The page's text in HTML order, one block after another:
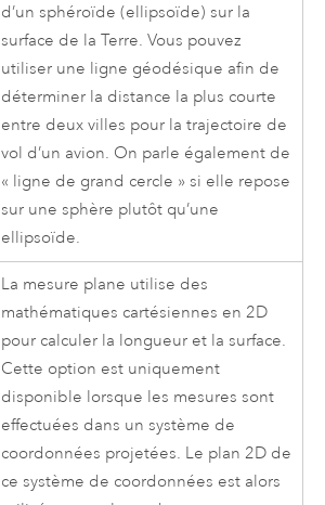
d’un sphéroïde (ellipsoïde) sur la
surface de la Terre. Vous pouvez
utiliser une ligne géodésique afin de
déterminer la distance la plus courte
entre deux villes pour la trajectoire de
vol d’un avion. On parle également de
« ligne de grand cercle » si elle repose
sur une sphère plutôt qu’une
ellipsoïde.
La mesure plane utilise des
mathématiques cartésiennes en 2D
pour calculer la longueur et la surface.
Cette option est uniquement
disponible lorsque les mesures sont
effectuées dans un système de
coordonnées projetées. Le plan 2D de
ce système de coordonnées est alors